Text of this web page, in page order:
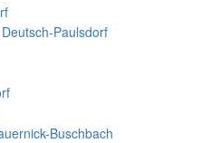
Deutsch-Paulsdorf
Buschbach